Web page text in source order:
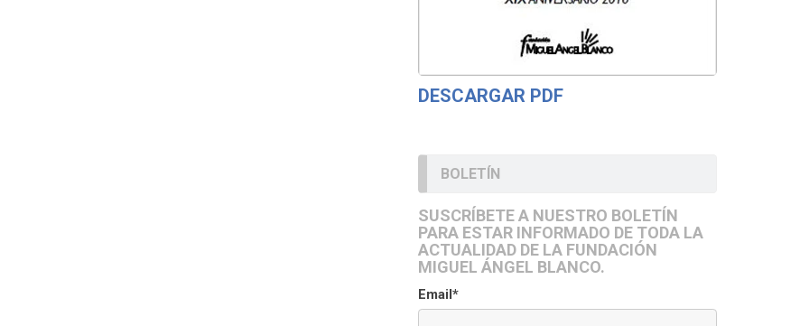
DESCARGAR PDF
BOLETÍN
SUSCRÍBETE A NUESTRO BOLETÍN
PARA ESTAR INFORMADO DE TODA LA
ACTUALIDAD DE LA FUNDACIÓN
MIGUEL ÁNGEL BLANCO.
Email*